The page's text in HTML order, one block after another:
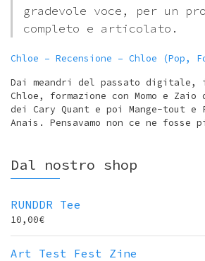
gradevole voce, per un
completo e articolato.
Chloe – Recensione – Chloe (Pop,
Dai meandri del passato
Chloe, formazione con Momo e Zaio
dei Cary Quant e poi Mange-tout e
Anais. Pensavamo non ce ne fosse
Dal nostro shop
RUNDDR Tee
10,00€
Art Test Fest Zine